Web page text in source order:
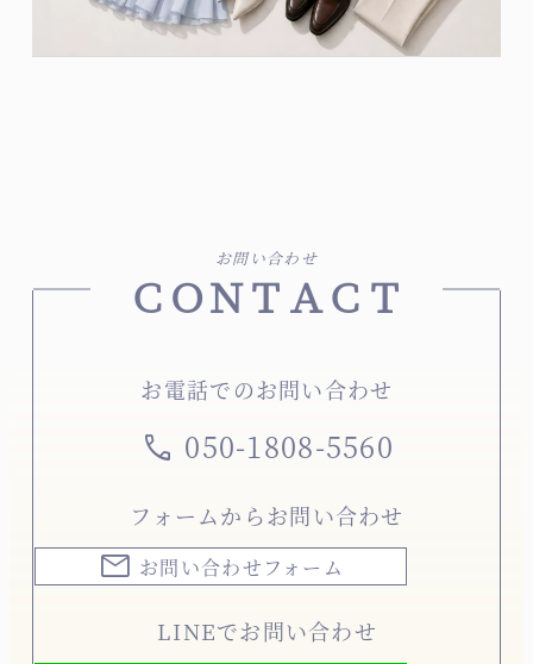
お問い合わせ
ＣＯＮＴＡＣＴ
お電話でのお問い合わせ
call 050-1808-5560
フォームからお問い合わせ
mail お問い合わせフォーム
LINEでお問い合わせ